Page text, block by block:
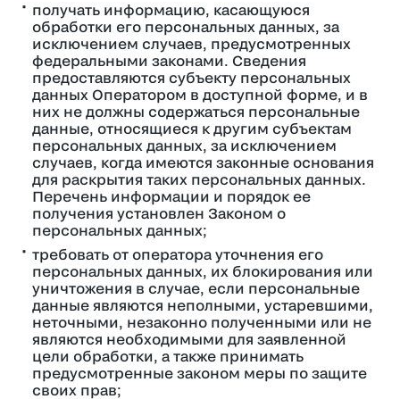
получать информацию, касающуюся
обработки его персональных данных, за
исключением случаев, предусмотренных
федеральными законами. Сведения
предоставляются субъекту персональных
данных Оператором в доступной форме, и в
них не должны содержаться персональные
данные, относящиеся к другим субъектам
персональных данных, за исключением
случаев, когда имеются законные основания
для раскрытия таких персональных данных.
Перечень информации и порядок ее
получения установлен Законом о
персональных данных;
требовать от оператора уточнения его
персональных данных, их блокирования или
уничтожения в случае, если персональные
данные являются неполными, устаревшими,
неточными, незаконно полученными или не
являются необходимыми для заявленной
цели обработки, а также принимать
предусмотренные законом меры по защите
своих прав;